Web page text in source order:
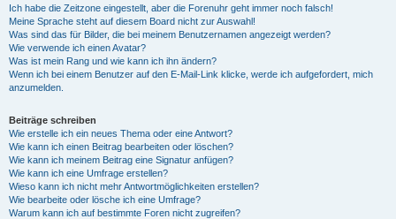
Ich habe die Zeitzone eingestellt, aber die Forenuhr geht immer noch falsch!
Meine Sprache steht auf diesem Board nicht zur Auswahl!
Was sind das für Bilder, die bei meinem Benutzernamen angezeigt werden?
Wie verwende ich einen Avatar?
Was ist mein Rang und wie kann ich ihn ändern?
Wenn ich bei einem Benutzer auf den E-Mail-Link klicke, werde ich aufgefordert, mich
anzumelden.
Beiträge schreiben
Wie erstelle ich ein neues Thema oder eine Antwort?
Wie kann ich einen Beitrag bearbeiten oder löschen?
Wie kann ich meinem Beitrag eine Signatur anfügen?
Wie kann ich eine Umfrage erstellen?
Wieso kann ich nicht mehr Antwortmöglichkeiten erstellen?
Wie bearbeite oder lösche ich eine Umfrage?
Warum kann ich auf bestimmte Foren nicht zugreifen?